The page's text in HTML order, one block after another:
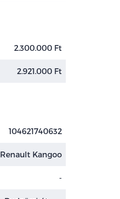
2.300.000 Ft
2.921.000 Ft
104621740632
Renault Kangoo
-